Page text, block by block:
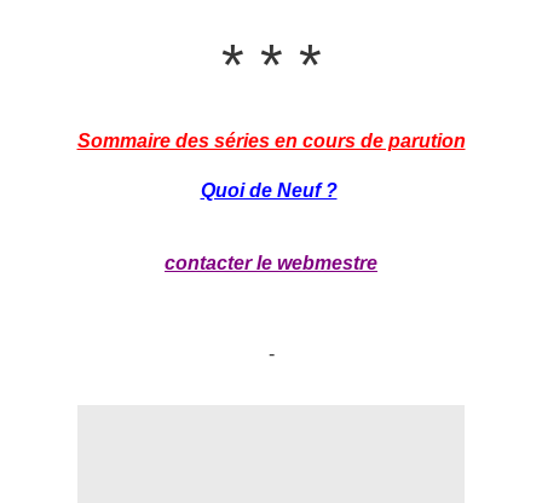
* * *
Sommaire des séries en cours de parution
Quoi de Neuf ?
contacter le webmestre
-